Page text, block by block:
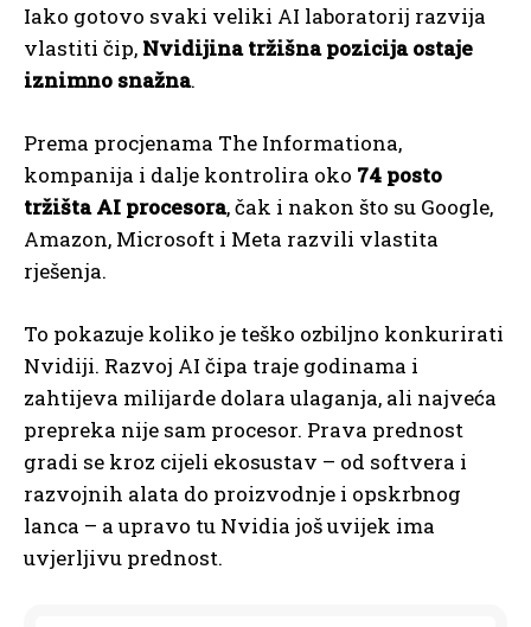
Iako gotovo svaki veliki AI laboratorij razvija
vlastiti čip, Nvidijina tržišna pozicija ostaje
iznimno snažna.
Prema procjenama The Informationa,
kompanija i dalje kontrolira oko 74 posto
tržišta AI procesora, čak i nakon što su Google,
Amazon, Microsoft i Meta razvili vlastita
rješenja.
To pokazuje koliko je teško ozbiljno konkurirati
Nvidiji. Razvoj AI čipa traje godinama i
zahtijeva milijarde dolara ulaganja, ali najveća
prepreka nije sam procesor. Prava prednost
gradi se kroz cijeli ekosustav – od softvera i
razvojnih alata do proizvodnje i opskrbnog
lanca – a upravo tu Nvidia još uvijek ima
uvjerljivu prednost.